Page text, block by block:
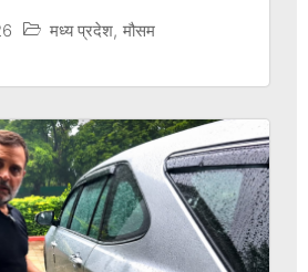
मध्य प्रदेश, मौसम